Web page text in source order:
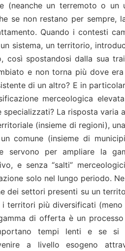
(neanche un terremoto o un
se non restano per sempre,
Quando i contesti
sistema, un territorio,
così spostandosi dalla sua
e non torna più dove
di un altro? E in
merceologica
La risposta varia
(insieme di regioni),
comune (insieme di
servono per ampliare la
e senza “salti”
solo nel lungo periodo.
dei settori presenti su un
territori più diversificati
di offerta è un
tempi lenti e se si
a livello esogeno